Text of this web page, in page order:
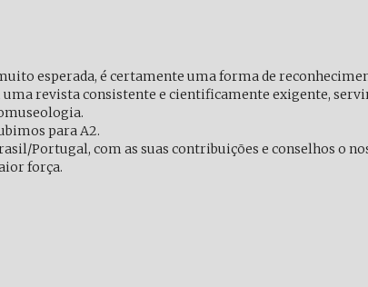
muito esperada, é certamente uma forma de
revista consistente e cientificamente exigente,
para A2.
Portugal, com as suas contribuições e conselhos o
força.